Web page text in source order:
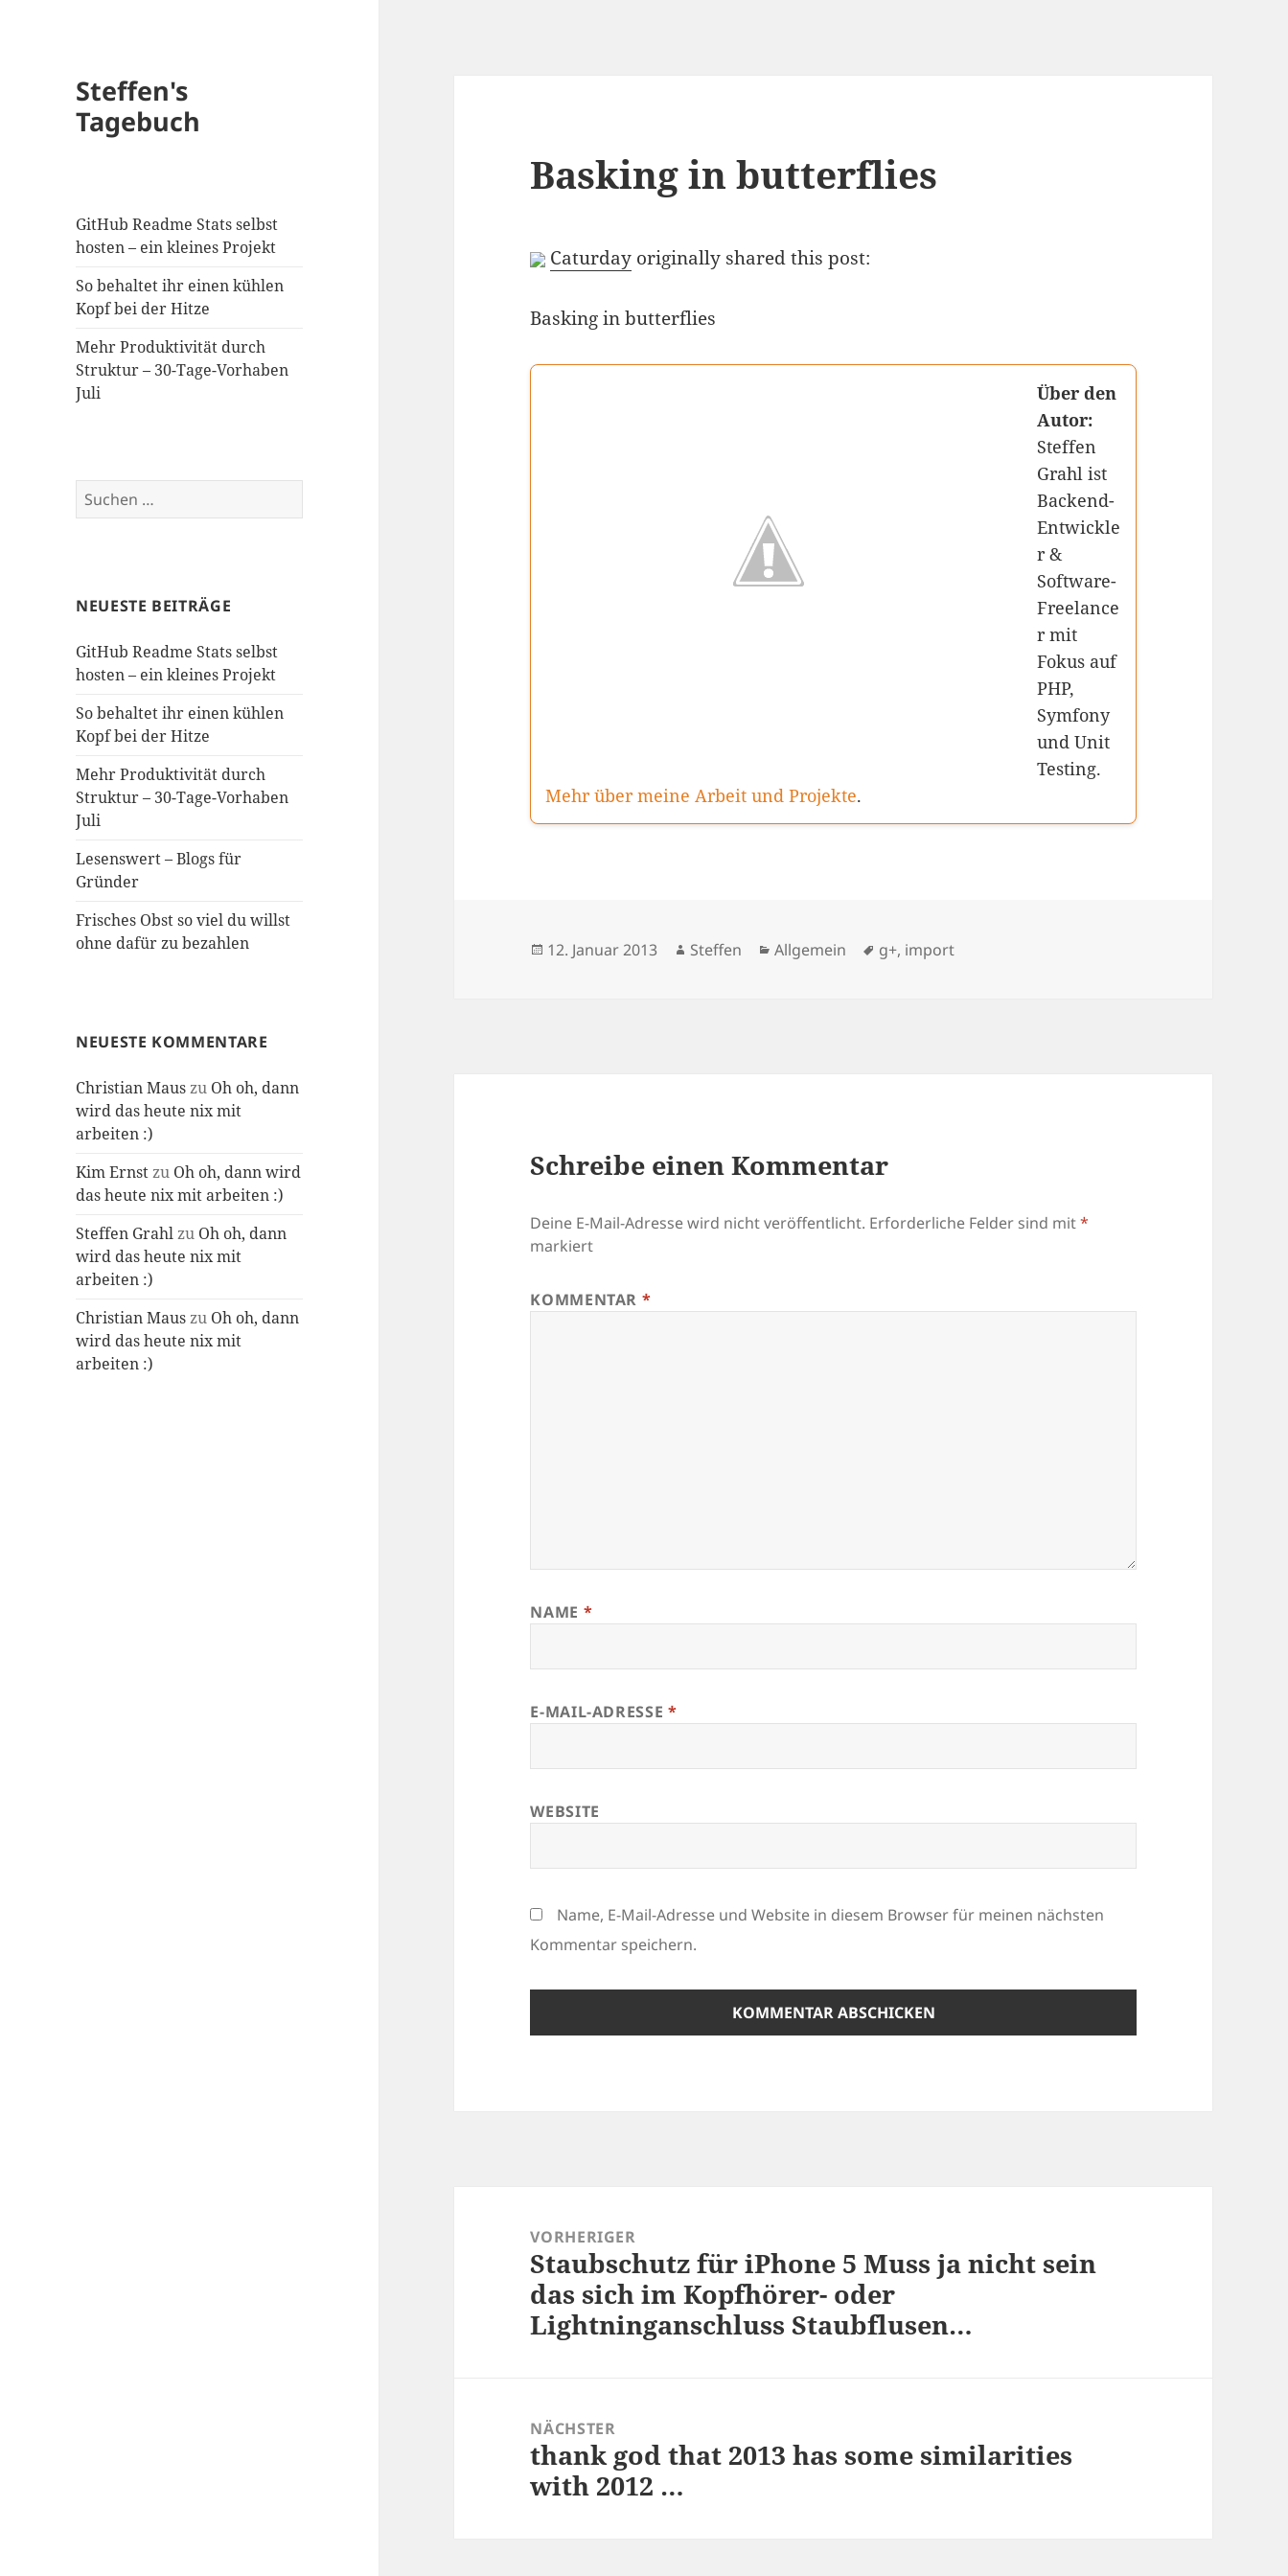
Steffen's
Tagebuch
GitHub Readme Stats selbst
hosten – ein kleines Projekt
So behaltet ihr einen kühlen
Kopf bei der Hitze
Mehr Produktivität durch
Struktur – 30-Tage-Vorhaben
Juli
Suchen
nach:
NEUESTE BEITRÄGE
GitHub Readme Stats selbst
hosten – ein kleines Projekt
So behaltet ihr einen kühlen
Kopf bei der Hitze
Mehr Produktivität durch
Struktur – 30-Tage-Vorhaben
Juli
Lesenswert – Blogs für
Gründer
Frisches Obst so viel du willst
ohne dafür zu bezahlen
NEUESTE KOMMENTARE
Christian Mauszu Oh oh, dann
wird das heute nix mit
arbeiten :)
Kim Ernstzu Oh oh, dann wird
das heute nix mit arbeiten :)
Steffen Grahlzu Oh oh, dann
wird das heute nix mit
arbeiten :)
Christian Mauszu Oh oh, dann
wird das heute nix mit
arbeiten :)
Basking in butterflies
Caturday originally shared this post:
Basking in butterflies
Über den
Autor:
Steffen
Grahl ist
Backend-
Entwickle
r &
Software-
Freelance
r mit
Fokus auf
PHP,
Symfony
und Unit
Testing.
Mehr über meine Arbeit und Projekte.
Veröffentlicht
12. Januar 2013 Autor
Steffen Kategorien
Allgemein Schlagwörter
g+, import
Schreibe einen Kommentar
Deine E-Mail-Adresse wird nicht veröffentlicht. Erforderliche Felder sind mit*
markiert
KOMMENTAR *
NAME *
E-MAIL-ADRESSE *
WEBSITE
Name, E-Mail-Adresse und Website in diesem Browser für meinen nächsten
Kommentar speichern.
VORHERIGER
Vorheriger
Beitrag:
Staubschutz für iPhone 5 Muss ja nicht sein
das sich im Kopfhörer- oder
Lightninganschluss Staubflusen…
NÄCHSTER
Nächster
Beitrag:
thank god that 2013 has some similarities
with 2012 …